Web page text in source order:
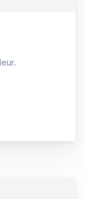
terrasse avec